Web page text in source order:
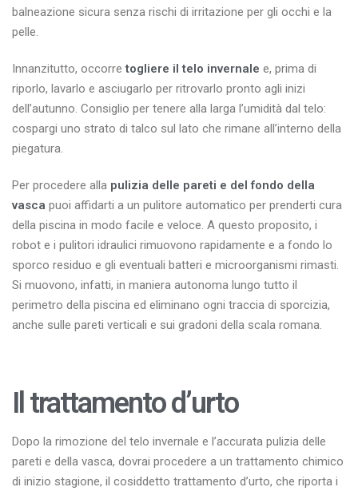
balneazione sicura senza rischi di irritazione per gli occhi e la
pelle.
Innanzitutto, occorretogliere il telo invernale e, prima di
riporlo, lavarlo e asciugarlo per ritrovarlo pronto agli inizi
dell’autunno. Consiglio per tenere alla larga l’umidità dal telo:
cospargi uno strato di talco sul lato che rimane all’interno della
piegatura.
Per procedere alla pulizia delle pareti e del fondo della
vasca puoi affidarti a un pulitore automatico per prenderti cura
della piscina in modo facile e veloce. A questo proposito, i
robot e i pulitori idraulici rimuovono rapidamente e a fondo lo
sporco residuo e gli eventuali batteri e microorganismi rimasti.
Si muovono, infatti, in maniera autonoma lungo tutto il
perimetro della piscina ed eliminano ogni traccia di sporcizia,
anche sulle pareti verticali e sui gradoni della scala romana.
Il trattamento d’urto
Dopo la rimozione del telo invernale e l’accurata pulizia delle
pareti e della vasca, dovrai procedere a un trattamento chimico
di inizio stagione, il cosiddetto trattamento d’urto, che riporta i